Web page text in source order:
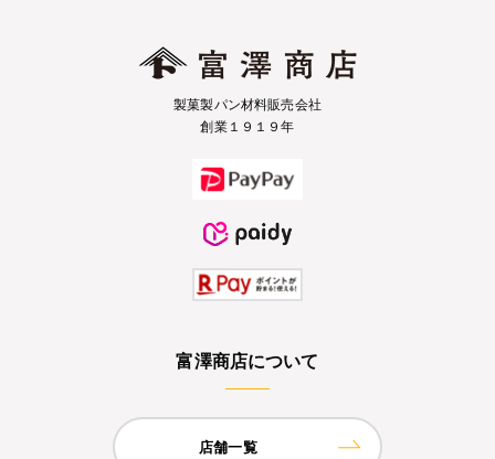
製菓製パン材料販売会社
創業１９１９年
富澤商店について
店舗一覧